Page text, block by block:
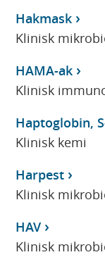
Hakmask
Klinisk
HAMA-ak
Klinisk
Haptoglobin,
Klinisk kemi
Harpest
Klinisk
HAV
Klinisk